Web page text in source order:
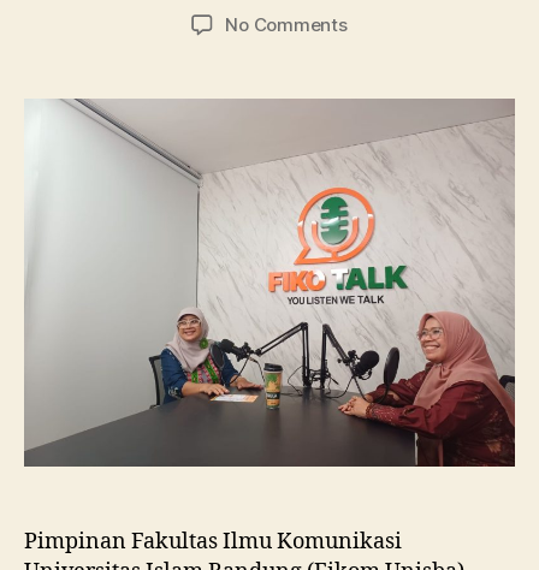
date
No Commentson
Silaturahmi
Fikom
Unissula,
Pelajari
RPL
dan
Tinjau
Tiga
Laboratorium
Unggulan
Pimpinan Fakultas Ilmu Komunikasi